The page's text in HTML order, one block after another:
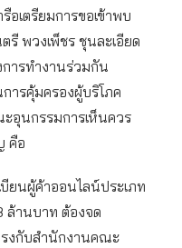
เตรียมการขอเข้าพบ
พวงเพ็ชร ชุนละเอียด
ารทำงานร่วมกัน
ารคุ้มครองผู้บริโภค
อุนกรรมการเห็นควร
คือ
ยนผู้ค้าออนไลน์ประเภท
ล้านบาท ต้องจด
รงกับสำนักงานคณะ